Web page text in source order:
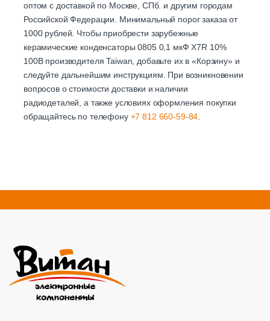
оптом с доставкой по Москве, СПб. и другим городам
Российской Федерации. Минимальный порог заказа от
1000 рублей. Чтобы приобрести зарубежные
керамические конденсаторы 0805 0,1 мкФ X7R 10%
100В производителя Taiwan, добавьте их в «Корзину» и
следуйте дальнейшим инструкциям. При возникновении
вопросов о стоимости доставки и наличии
радиодеталей, а также условиях оформления покупки
обращайтесь по телефону +7 812 660-59-84.